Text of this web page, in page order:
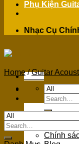
Phụ Kiện
Nhạc Cụ
Menu
Search
for:
Chính
Home / Guitar
Search
for: